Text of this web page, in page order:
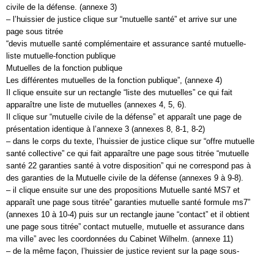
civile de la défense. (annexe 3)
– l’huissier de justice clique sur “mutuelle santé” et arrive sur une
page sous titrée
“devis mutuelle santé complémentaire et assurance santé mutuelle-
liste mutuelle-fonction publique
Mutuelles de la fonction publique
Les différentes mutuelles de la fonction publique”, (annexe 4)
Il clique ensuite sur un rectangle “liste des mutuelles” ce qui fait
apparaître une liste de mutuelles (annexes 4, 5, 6).
Il clique sur “mutuelle civile de la défense” et apparaît une page de
présentation identique à l’annexe 3 (annexes 8, 8-1, 8-2)
– dans le corps du texte, l’huissier de justice clique sur “offre mutuelle
santé collective” ce qui fait apparaître une page sous titrée “mutuelle
santé 22 garanties santé à votre disposition” qui ne correspond pas à
des garanties de la Mutuelle civile de la défense (annexes 9 à 9-8).
– il clique ensuite sur une des propositions Mutuelle santé MS7 et
apparaît une page sous titrée” garanties mutuelle santé formule ms7”
(annexes 10 à 10-4) puis sur un rectangle jaune “contact” et il obtient
une page sous titrée” contact mutuelle, mutuelle et assurance dans
ma ville” avec les coordonnées du Cabinet Wilhelm. (annexe 11)
– de la même façon, l’huissier de justice revient sur la page sous-